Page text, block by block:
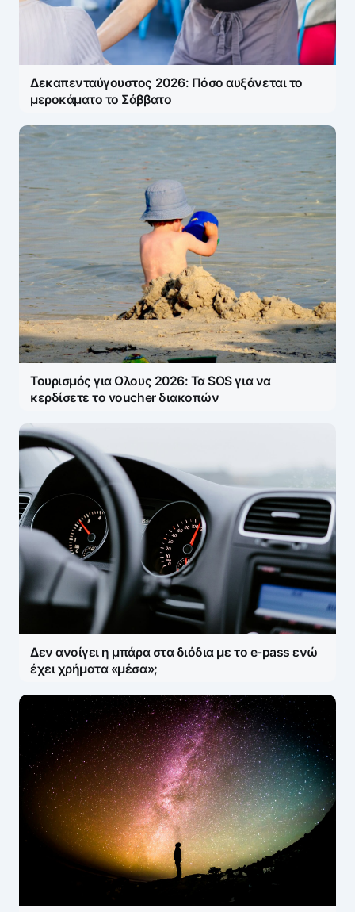
Δεκαπενταύγουστος 2026: Πόσο αυξάνεται το
μεροκάματο το Σάββατο
Τουρισμός για Ολους 2026: Τα SOS για να
κερδίσετε το voucher διακοπών
Δεν ανοίγει η μπάρα στα διόδια με το e-pass ενώ
έχει χρήματα «μέσα»;